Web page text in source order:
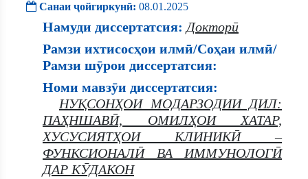
Санаи ҷойгиркунӣ: 08.01.2025
Намуди диссертатсия: Докторӣ
Рамзи ихтисосҳои илмӣ/Соҳаи илмӣ/
Рамзи шӯрои диссертатсия:
Номи мавзӯи диссертатсия:
НУҚСОНҲОИ МОДАРЗОДИИ ДИЛ:
ПАҲНШАВӢ, ОМИЛҲОИ ХАТАР,
ХУСУСИЯТҲОИ КЛИНИКӢ –
ФУНКСИОНАЛӢ ВА ИММУНОЛОГӢ
ДАР КӮДАКОН